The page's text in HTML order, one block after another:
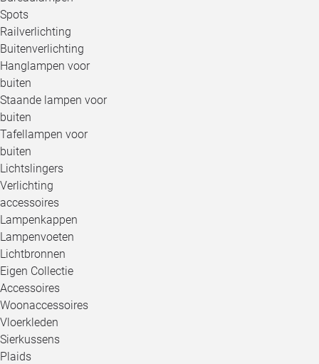
Spots
Railverlichting
Buitenverlichting
Hanglampen voor
buiten
Staande lampen voor
buiten
Tafellampen voor
buiten
Lichtslingers
Verlichting
accessoires
Lampenkappen
Lampenvoeten
Lichtbronnen
Eigen Collectie
Accessoires
Woonaccessoires
Vloerkleden
Sierkussens
Plaids